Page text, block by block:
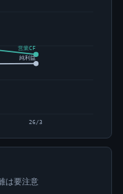
営業CF
純利益
26/3
は要注意